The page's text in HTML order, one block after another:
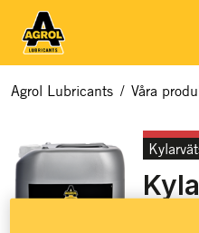
Agrol Lubricants / Våra